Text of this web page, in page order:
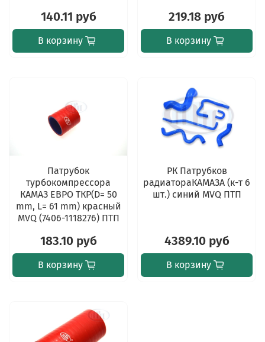
140.11 руб
В корзину
219.18 руб
В корзину
Патрубок
турбокомпрессора
КАМАЗ ЕВРО ТКР(D= 50
mm, L= 61 mm) красный
MVQ (7406-1118276) ПТП
183.10 руб
В корзину
РК Патрубков
радиатораКАМАЗА (к-т 6
шт.) синий MVQ ПТП
4389.10 руб
В корзину